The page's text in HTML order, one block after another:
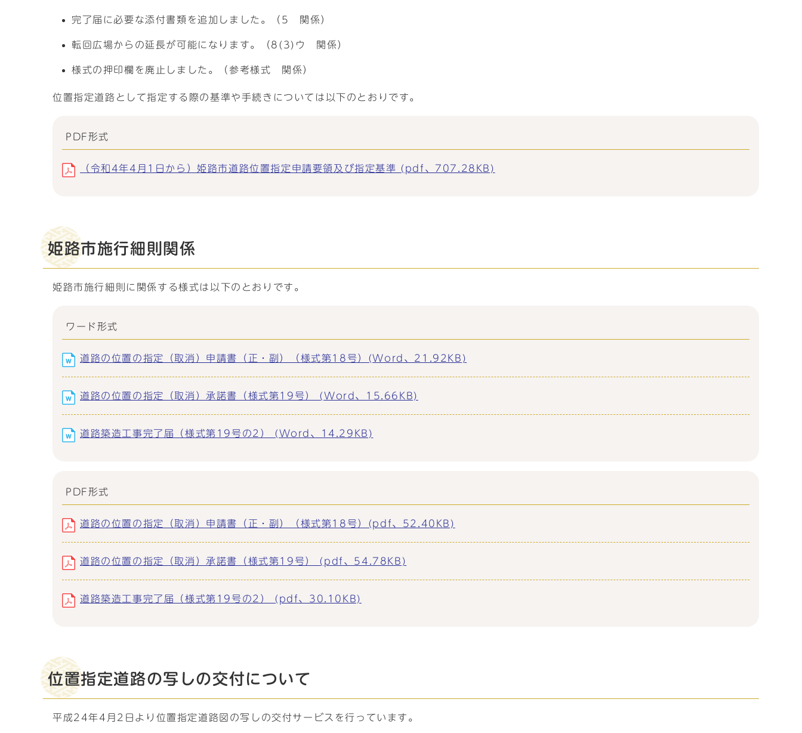
完了届に必要な添付書類を追加しました。（5 関係）
転回広場からの延長が可能になります。（8(3)ウ 関係）
様式の押印欄を廃止しました。（参考様式 関係）
位置指定道路として指定する際の基準や手続きについては以下のとおりです。
PDF形式
（令和4年4月1日から）姫路市道路位置指定申請要領及び指定基準 (pdf、707.28KB)
姫路市施行細則関係
姫路市施行細則に関係する様式は以下のとおりです。
ワード形式
道路の位置の指定（取消）申請書（正・副）（様式第18号）(Word、21.92KB)
道路の位置の指定（取消）承諾書（様式第19号） (Word、15.66KB)
道路築造工事完了届（様式第19号の2） (Word、14.29KB)
PDF形式
道路の位置の指定（取消）申請書（正・副）（様式第18号）(pdf、52.40KB)
道路の位置の指定（取消）承諾書（様式第19号） (pdf、54.78KB)
道路築造工事完了届（様式第19号の2） (pdf、30.10KB)
位置指定道路の写しの交付について
平成24年4月2日より位置指定道路図の写しの交付サービスを行っています。